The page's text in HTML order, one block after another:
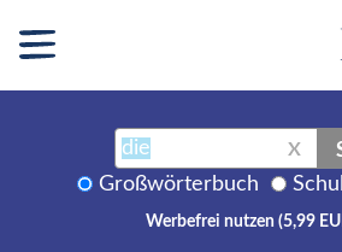
X
Großwörterbuch
Werbefrei nutzen (5,99